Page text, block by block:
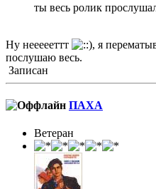
ты весь ролик
Ну неееееттт
, я
послушаю весь.
Записан
ПАХА
Ветеран